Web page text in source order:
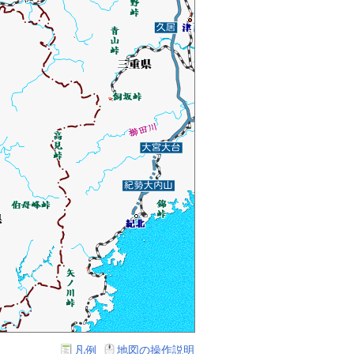
凡例 地図の操作説明